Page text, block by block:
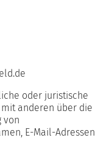
oder juristische
anderen über die
von
E-Mail-Adressen